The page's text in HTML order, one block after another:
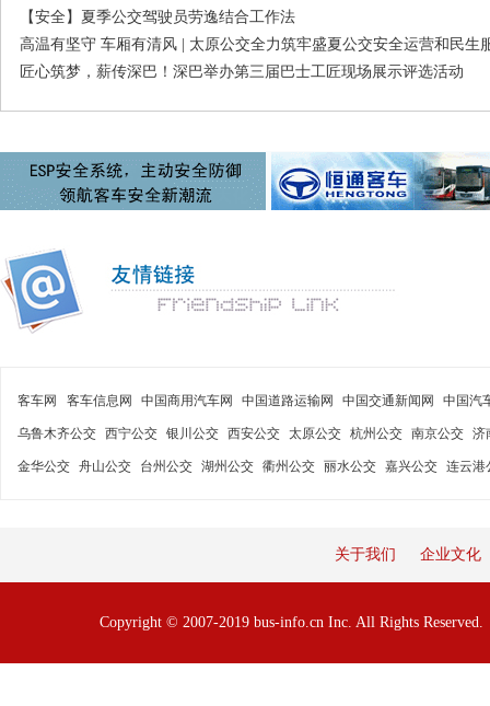
【安全】夏季公交驾驶员劳逸结合工作法
高温有坚守 车厢有清风 | 太原公交全力筑牢盛夏公交安全运营和民生
匠心筑梦，薪传深巴！深巴举办第三届巴士工匠现场展示评选活动
客车网 客车信息网 中国商用汽车网 中国道路运输网 中国交通新闻网 中国汽
乌鲁木齐公交 西宁公交 银川公交 西安公交 太原公交 杭州公交 南京公交 济
金华公交 舟山公交 台州公交 湖州公交 衢州公交 丽水公交 嘉兴公交 连云港
关于我们 企业文化
Copyright © 2007-2019 bus-info.cn Inc. All Rights